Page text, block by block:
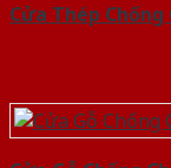
Cửa Thép